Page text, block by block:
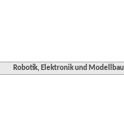
Robotik, Elektronik und Modellbau